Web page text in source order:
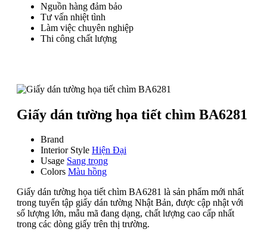
Nguồn hàng đảm bảo
Tư vấn nhiệt tình
Làm việc chuyên nghiệp
Thi công chất lượng
Giấy dán tường họa tiết chìm BA6281
Brand
Interior Style Hiện Đại
Usage Sang trọng
Colors Màu hồng
Giấy dán tường họa tiết chìm BA6281 là sản phẩm mới nhất
trong tuyển tập giấy dán tường Nhật Bản, được cập nhật với
số lượng lớn, mẫu mã đang dạng, chất lượng cao cấp nhất
trong các dòng giấy trên thị trường.